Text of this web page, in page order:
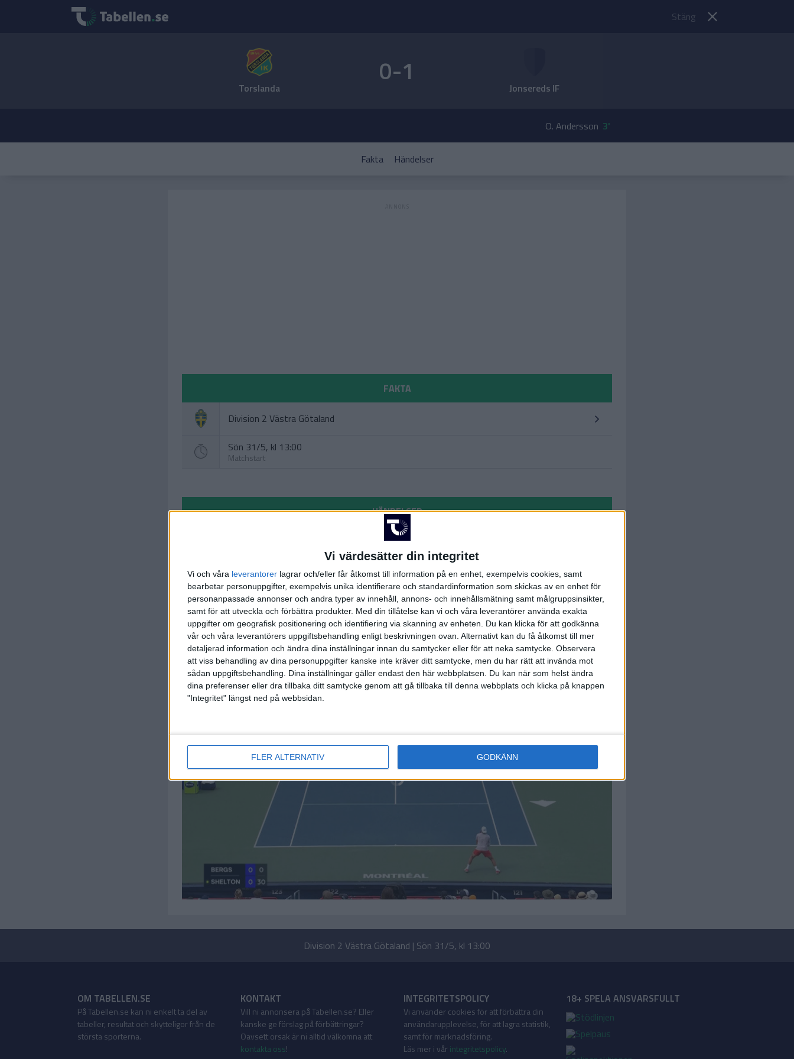
Vi värdesätter din integritet
Vi och våra leverantorer lagrar och/eller får åtkomst till information på en enhet, exempelvis cookies, samt
bearbetar personuppgifter, exempelvis unika identifierare och standardinformation som skickas av en enhet för
personanpassade annonser och andra typer av innehåll, annons- och innehållsmätning samt målgruppsinsikter,
samt för att utveckla och förbättra produkter. Med din tillåtelse kan vi och våra leverantörer använda exakta
uppgifter om geografisk positionering och identifiering via skanning av enheten. Du kan klicka för att godkänna
vår och våra leverantörers uppgiftsbehandling enligt beskrivningen ovan. Alternativt kan du få åtkomst till mer
detaljerad information och ändra dina inställningar innan du samtycker eller för att neka samtycke. Observera
att viss behandling av dina personuppgifter kanske inte kräver ditt samtycke, men du har rätt att invända mot
sådan uppgiftsbehandling. Dina inställningar gäller endast den här webbplatsen. Du kan när som helst ändra
dina preferenser eller dra tillbaka ditt samtycke genom att gå tillbaka till denna webbplats och klicka på knappen
"Integritet" längst ned på webbsidan.
FLER ALTERNATIV GODKÄNN
Stäng
Torslanda 0-1 Jonsereds IF
O. Andersson 3'
Fakta Händelser
FAKTA
Division 2 Västra Götaland
Sön 31/5, kl 13:00
Matchstart
HÄNDELSER
1:a halvlek
O. Andersson
2:a halvlek
Inga händelser
Division 2 Västra Götaland | Sön 31/5, kl 13:00
OM TABELLEN.SE
På Tabellen.se kan ni enkelt ta del av
tabeller, resultat och skytteligor från de
största sporterna.
KONTAKT
Vill ni annonsera på Tabellen.se? Eller
kanske ge förslag på förbättringar?
Oavsett orsak är ni alltid välkomna att
kontakta oss!
INTEGRITETSPOLICY
Vi använder cookies för att förbättra din
användarupplevelse, för att lagra statistik,
samt för marknadsföring.
Läs mer i vår integritetspolicy.
18+ SPELA ANSVARSFULLT